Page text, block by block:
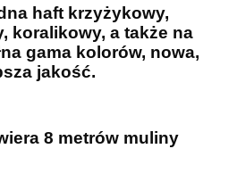
haft krzyżykowy,
koralikowy, a także na
gama kolorów, nowa,
jakość.
8 metrów muliny